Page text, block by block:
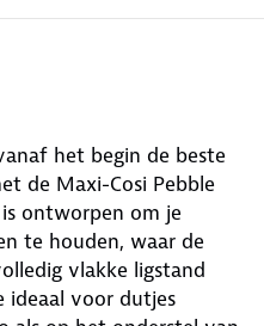
het begin de beste
de Maxi-Cosi Pebble
ontworpen om je
te houden, waar de
vlakke ligstand
ideaal voor dutjes